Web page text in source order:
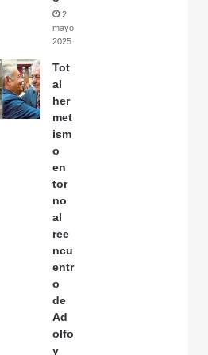
2
mayo,
2025
Tot
al
her
met
ism
o
en
tor
no
al
ree
ncu
entr
o
de
Ad
olfo
y